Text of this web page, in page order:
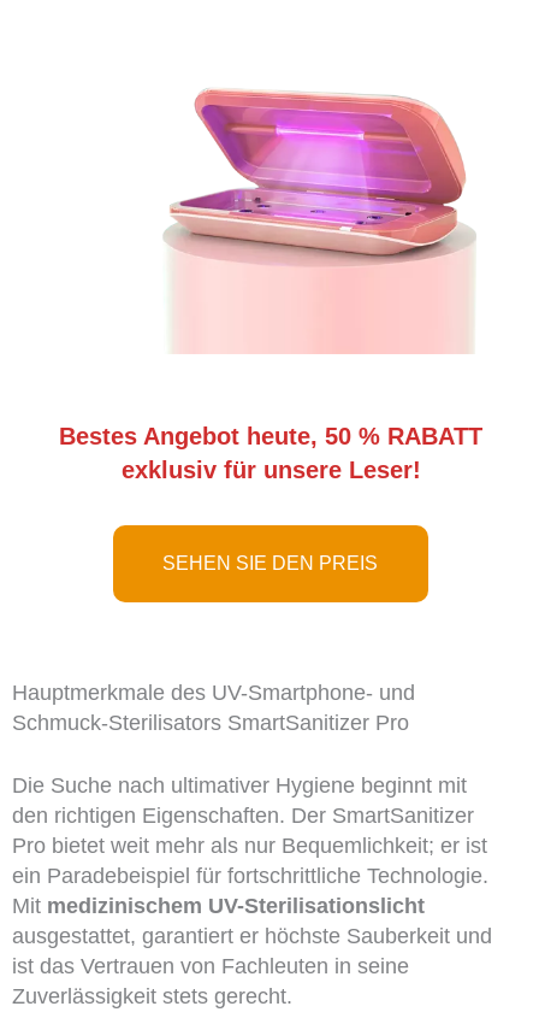
Bestes Angebot heute, 50 % RABATT
exklusiv für unsere Leser!
SEHEN SIE DEN PREIS
Hauptmerkmale des UV-Smartphone- und
Schmuck-Sterilisators SmartSanitizer Pro
Die Suche nach ultimativer Hygiene beginnt mit
den richtigen Eigenschaften. Der SmartSanitizer
Pro bietet weit mehr als nur Bequemlichkeit; er ist
ein Paradebeispiel für fortschrittliche Technologie.
Mit medizinischem UV-Sterilisationslicht
ausgestattet, garantiert er höchste Sauberkeit und
ist das Vertrauen von Fachleuten in seine
Zuverlässigkeit stets gerecht.